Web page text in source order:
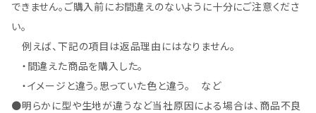
できません。ご購入前にお間違えのないように十分にご注意くださ
い。
例えば、下記の項目は返品理由にはなりません。
・間違えた商品を購入した。
・イメージと違う。思っていた色と違う。 など
●明らかに型や生地が違うなど当社原因による場合は、商品不良